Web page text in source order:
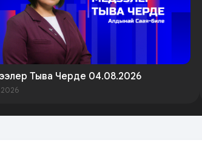
Тыва Черде 04.08.2026